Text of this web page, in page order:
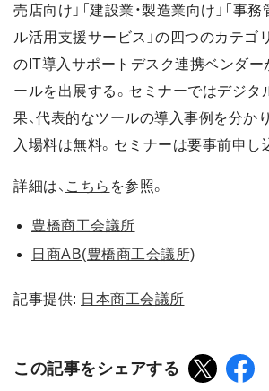
売店向け」「建設業・製造業向け」「事務
ル活用支援サービス」の四つのカテゴ
のIT導入サポートデスク連携ベンダー
ールを出展する。セミナーではデジタ
果、代表的なツールの導入事例を分か
入場料は無料。セミナーは要事前申し
詳細は、 こちら を参照。
豊橋商工会議所
日商AB(豊橋商工会議所)
記事提供: 日本商工会議所
この記事をシェアする